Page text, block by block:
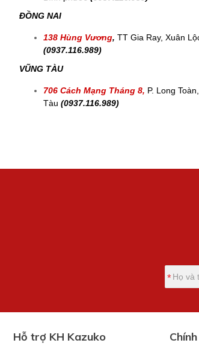
ĐỒNG NAI
138 Hùng Vương, TT Gia Ray, Xuân
(0937.116.989)
VŨNG TÀU
706 Cách Mạng Tháng 8, P. Long
Tàu (0937.116.989)
Hỗ trợ KH Kazuko